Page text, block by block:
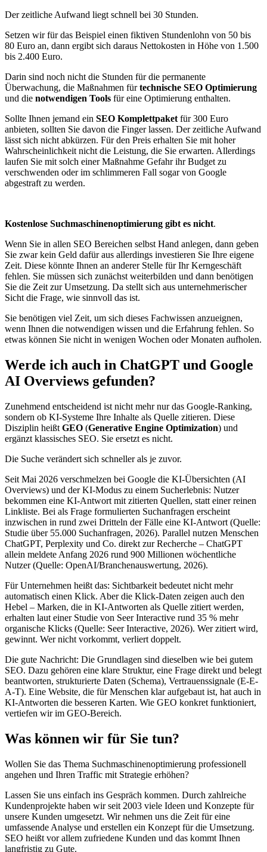
Der zeitliche Aufwand liegt schnell bei 30 Stunden.
Setzen wir für das Beispiel einen fiktiven Stundenlohn von 50 bis
80 Euro an, dann ergibt sich daraus Nettokosten in Höhe von 1.500
bis 2.400 Euro.
Darin sind noch nicht die Stunden für die permanente
Überwachung, die Maßnahmen fürtechnische SEO Optimierung
und die notwendigen Tools für eine Optimierung enthalten.
Sollte Ihnen jemand ein SEO Komplettpaket für 300 Euro
anbieten, sollten Sie davon die Finger lassen. Der zeitliche Aufwand
lässt sich nicht abkürzen. Für den Preis erhalten Sie mit hoher
Wahrscheinlichkeit nicht die Leistung, die Sie erwarten. Allerdings
laufen Sie mit solch einer Maßnahme Gefahr ihr Budget zu
verschwenden oder im schlimmeren Fall sogar von Google
abgestraft zu werden.
Kostenlose Suchmaschinenoptimierung gibt es nicht.
Wenn Sie in allen SEO Bereichen selbst Hand anlegen, dann geben
Sie zwar kein Geld dafür aus allerdings investieren Sie Ihre eigene
Zeit. Diese könnte Ihnen an anderer Stelle für Ihr Kerngeschäft
fehlen. Sie müssen sich zunächst weiterbilden und dann benötigen
Sie die Zeit zur Umsetzung. Da stellt sich aus unternehmerischer
Sicht die Frage, wie sinnvoll das ist.
Sie benötigen viel Zeit, um sich dieses Fachwissen anzueignen,
wenn Ihnen die notwendigen wissen und die Erfahrung fehlen. So
etwas können Sie nicht in wenigen Wochen oder Monaten aufholen.
Werde ich auch in ChatGPT und Google
AI Overviews gefunden?
Zunehmend entscheidend ist nicht mehr nur das Google-Ranking,
sondern ob KI-Systeme Ihre Inhalte als Quelle zitieren. Diese
Disziplin heißt GEO (Generative Engine Optimization) und
ergänzt klassisches SEO. Sie ersetzt es nicht.
Die Suche verändert sich schneller als je zuvor.
Seit Mai 2026 verschmelzen bei Google die KI-Übersichten (AI
Overviews) und der KI-Modus zu einem Sucherlebnis: Nutzer
bekommen eine KI-Antwort mit zitierten Quellen, statt einer reinen
Linkliste. Bei als Frage formulierten Suchanfragen erscheint
inzwischen in rund zwei Dritteln der Fälle eine KI-Antwort (Quelle:
Studie über 55.000 Suchanfragen, 2026). Parallel nutzen Menschen
ChatGPT, Perplexity und Co. direkt zur Recherche – ChatGPT
allein meldete Anfang 2026 rund 900 Millionen wöchentliche
Nutzer (Quelle: OpenAI/Branchenauswertung, 2026).
Für Unternehmen heißt das: Sichtbarkeit bedeutet nicht mehr
automatisch einen Klick. Aber die Klick-Daten zeigen auch den
Hebel – Marken, die in KI-Antworten als Quelle zitiert werden,
erhalten laut einer Studie von Seer Interactive rund 35 % mehr
organische Klicks (Quelle: Seer Interactive, 2026). Wer zitiert wird,
gewinnt. Wer nicht vorkommt, verliert doppelt.
Die gute Nachricht: Die Grundlagen sind dieselben wie bei gutem
SEO. Dazu gehören eine klare Struktur, eine Frage direkt und belegt
beantworten, strukturierte Daten (Schema), Vertrauenssignale (E-E-
A-T). Eine Website, die für Menschen klar aufgebaut ist, hat auch in
KI-Antworten die besseren Karten. Wie GEO konkret funktioniert,
vertiefen wir im GEO-Bereich.
Was können wir für Sie tun?
Wollen Sie das Thema Suchmaschinenoptimierung professionell
angehen und Ihren Traffic mit Strategie erhöhen?
Lassen Sie uns einfach ins Gespräch kommen. Durch zahlreiche
Kundenprojekte haben wir seit 2003 viele Ideen und Konzepte für
unsere Kunden umgesetzt. Wir nehmen uns die Zeit für eine
umfassende Analyse und erstellen ein Konzept für die Umsetzung.
SEO heißt vor allem zufriedene Kunden und das kommt Ihnen
langfristig zu Gute.